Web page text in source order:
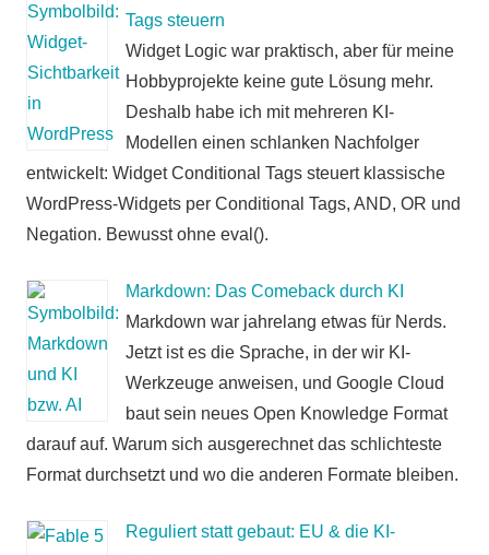
Tags steuern
Widget Logic war praktisch, aber für meine
Hobbyprojekte keine gute Lösung mehr.
Deshalb habe ich mit mehreren KI-
Modellen einen schlanken Nachfolger
entwickelt: Widget Conditional Tags steuert klassische
WordPress-Widgets per Conditional Tags, AND, OR und
Negation. Bewusst ohne eval().
Markdown: Das Comeback durch KI
Markdown war jahrelang etwas für Nerds.
Jetzt ist es die Sprache, in der wir KI-
Werkzeuge anweisen, und Google Cloud
baut sein neues Open Knowledge Format
darauf auf. Warum sich ausgerechnet das schlichteste
Format durchsetzt und wo die anderen Formate bleiben.
Reguliert statt gebaut: EU & die KI-